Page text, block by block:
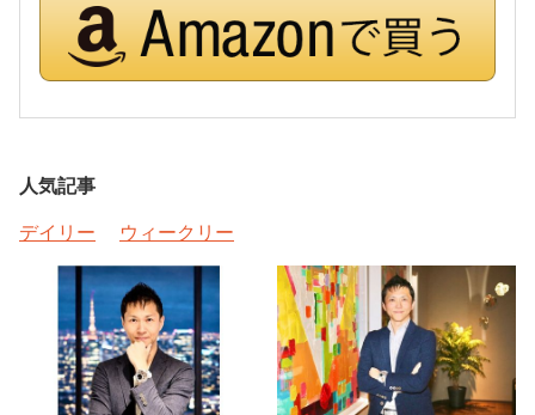
人気記事
デイリー
ウィークリー